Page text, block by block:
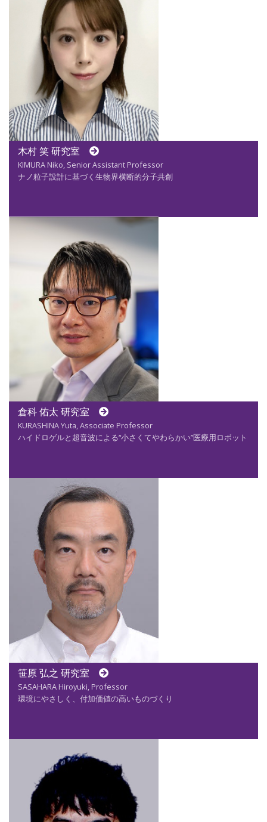
木村 笑 研究室
KIMURA Niko, Senior Assistant Professor
ナノ粒子設計に基づく生物界横断的分子共創
倉科 佑太 研究室
KURASHINA Yuta, Associate Professor
ハイドロゲルと超音波による“小さくてやわらかい”医療用ロボット
笹原 弘之 研究室
SASAHARA Hiroyuki, Professor
環境にやさしく、付加価値の高いものづくり